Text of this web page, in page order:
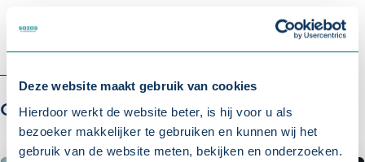
Deze website maakt gebruik van cookies
Hierdoor werkt de website beter, is hij voor u als
bezoeker makkelijker te gebruiken en kunnen wij het
gebruik van de website meten, bekijken en onderzoeken.
Ook interessant voor u: